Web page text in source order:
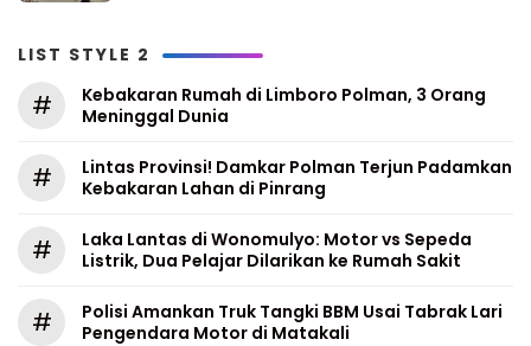
LIST STYLE 2
#
Kebakaran Rumah di Limboro Polman, 3 Orang
Meninggal Dunia
#
Lintas Provinsi! Damkar Polman Terjun Padamkan
Kebakaran Lahan di Pinrang
#
Laka Lantas di Wonomulyo: Motor vs Sepeda
Listrik, Dua Pelajar Dilarikan ke Rumah Sakit
#
Polisi Amankan Truk Tangki BBM Usai Tabrak Lari
Pengendara Motor di Matakali